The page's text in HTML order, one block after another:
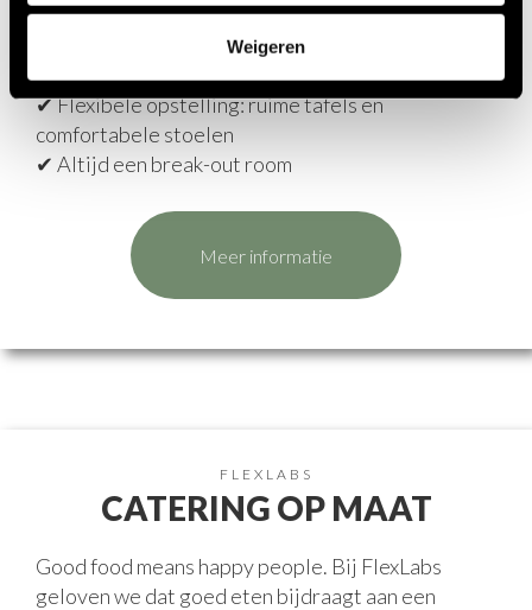
Weigeren
✔ Supersnelle wifi
✔ Mobiele flipovers, pennen, stiften, papier en
post-its
✔ Flexibele opstelling: ruime tafels en
comfortabele stoelen
✔ Altijd een break-out room
Meer informatie
FLEXLABS
CATERING OP MAAT
Good food means happy people. Bij FlexLabs
geloven we dat goed eten bijdraagt aan een